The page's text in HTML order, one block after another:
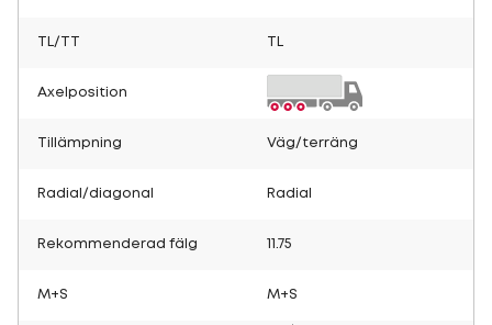
TL/TT
Axelposition
Tillämpning Väg/terräng
Radial/diagonal Radial
Rekommenderad fälg 11.75
M+S M+S